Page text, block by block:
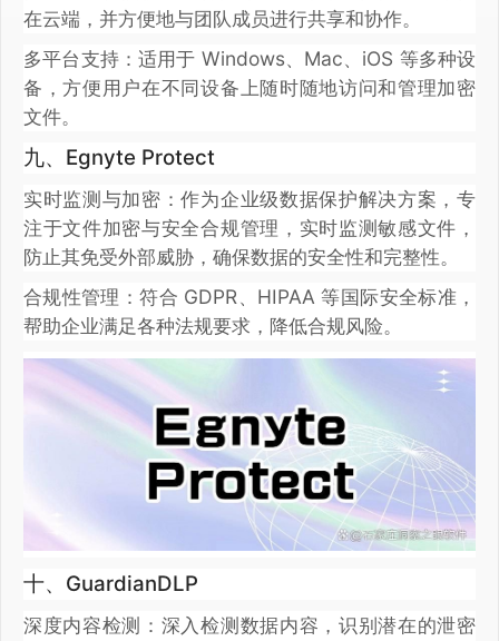
在云端，并方便地与团队成员进行共享和协作。
多平台支持：适用于 Windows、Mac、iOS 等多种设
备，方便用户在不同设备上随时随地访问和管理加密
文件。
九、Egnyte Protect
实时监测与加密：作为企业级数据保护解决方案，专
注于文件加密与安全合规管理，实时监测敏感文件，
防止其免受外部威胁，确保数据的安全性和完整性。
合规性管理：符合 GDPR、HIPAA 等国际安全标准，
帮助企业满足各种法规要求，降低合规风险。
十、GuardianDLP
深度内容检测：深入检测数据内容，识别潜在的泄密